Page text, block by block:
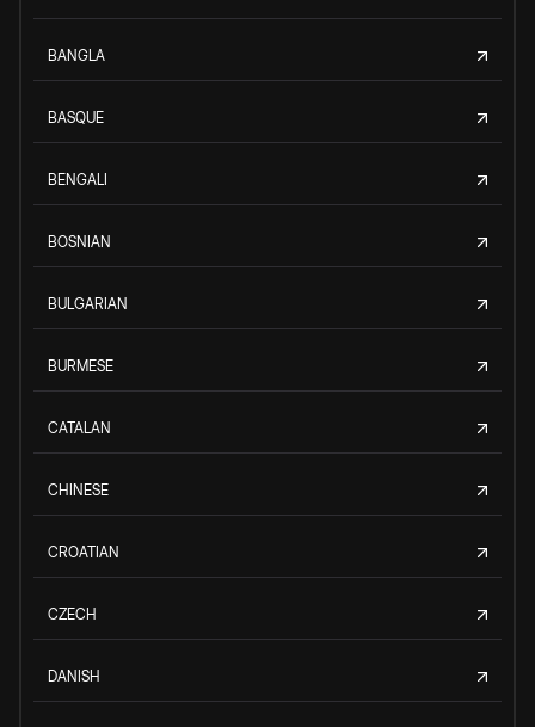
BANGLA
BASQUE
BENGALI
BOSNIAN
BULGARIAN
BURMESE
CATALAN
CHINESE
CROATIAN
CZECH
DANISH